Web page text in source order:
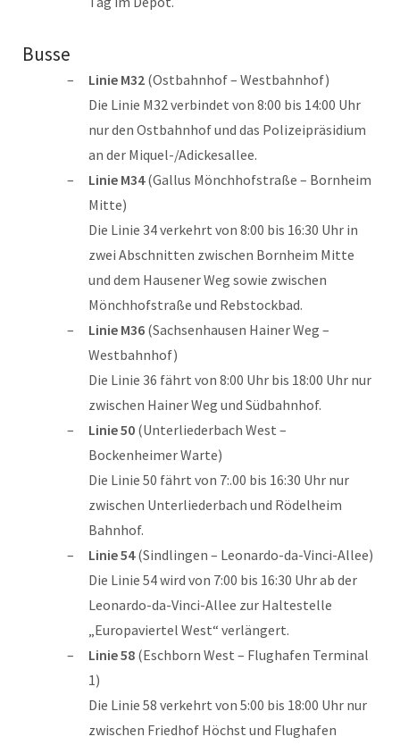
Busse
Linie M32 (Ostbahnhof – Westbahnhof)
Die Linie M32 verbindet von 8:00 bis 14:00 Uhr
nur den Ostbahnhof und das Polizeipräsidium
an der Miquel-/Adickesallee.
Linie M34(Gallus Mönchhofstraße – Bornheim
Mitte)
Die Linie 34 verkehrt von 8:00 bis 16:30 Uhr in
zwei Abschnitten zwischen Bornheim Mitte
und dem Hausener Weg sowie zwischen
Mönchhofstraße und Rebstockbad.
Linie M36 (Sachsenhausen Hainer Weg –
Westbahnhof)
Die Linie 36 fährt von 8:00 Uhr bis 18:00 Uhr nur
zwischen Hainer Weg und Südbahnhof.
Linie 50 (Unterliederbach West –
Bockenheimer Warte)
Die Linie 50 fährt von 7:.00 bis 16:30 Uhr nur
zwischen Unterliederbach und Rödelheim
Bahnhof.
Linie 54(Sindlingen – Leonardo-da-Vinci-Allee)
Die Linie 54 wird von 7:00 bis 16:30 Uhr ab der
Leonardo-da-Vinci-Allee zur Haltestelle
„Europaviertel West“ verlängert.
Linie 58 (Eschborn West – Flughafen Terminal
1)
Die Linie 58 verkehrt von 5:00 bis 18:00 Uhr nur
zwischen Friedhof Höchst und Flughafen